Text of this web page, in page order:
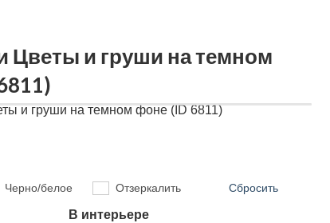
Цветы и груши на темном
Черно/белое Отзеркалить Сбросить
В интерьере